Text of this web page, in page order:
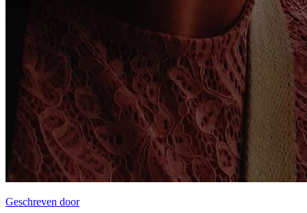
Geschreven door